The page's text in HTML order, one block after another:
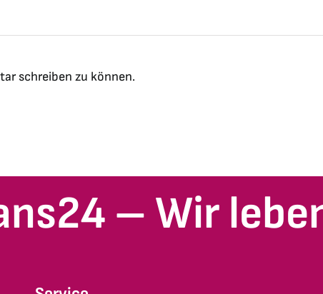
schreiben zu können.
– Wir